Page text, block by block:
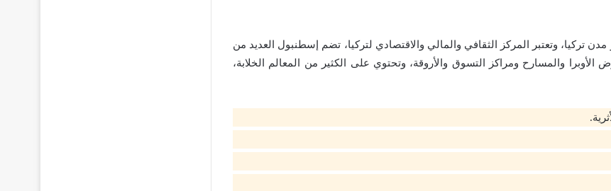
تركيا، وتعتبر المركز الثقافي والمالي والاقتصادي لتركيا، تضم إسطنبول العديد من
والمسارح ومراكز التسوق والأروقة، وتحتوي على الكثير من المعالم الخلابة،